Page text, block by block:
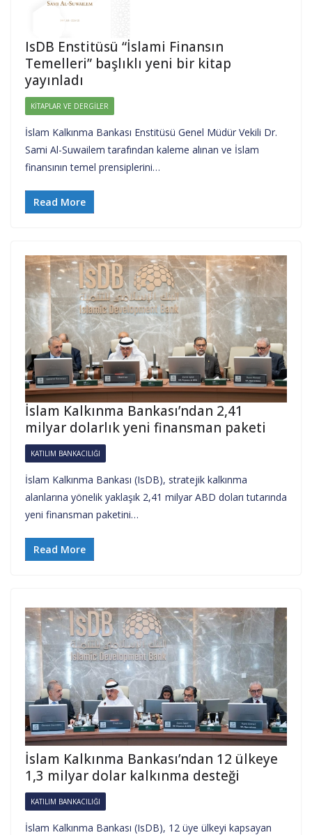
IsDB Enstitüsü “İslami Finansın
Temelleri” başlıklı yeni bir kitap
yayınladı
KITAPLAR VE DERGILER
İslam Kalkınma Bankası Enstitüsü Genel Müdür Vekili Dr.
Sami Al-Suwailem tarafından kaleme alınan ve İslam
finansının temel prensiplerini…
Read More
İslam Kalkınma Bankası’ndan 2,41
milyar dolarlık yeni finansman paketi
KATILIM BANKACILIĞI
İslam Kalkınma Bankası (IsDB), stratejik kalkınma
alanlarına yönelik yaklaşık 2,41 milyar ABD doları tutarında
yeni finansman paketini…
Read More
İslam Kalkınma Bankası’ndan 12 ülkeye
1,3 milyar dolar kalkınma desteği
KATILIM BANKACILIĞI
İslam Kalkınma Bankası (IsDB), 12 üye ülkeyi kapsayan